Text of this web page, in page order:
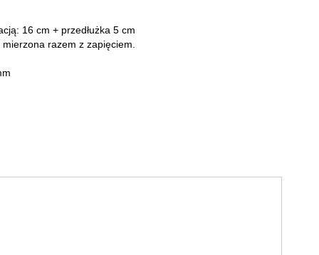
16 cm + przedłużka 5 cm
razem z zapięciem.